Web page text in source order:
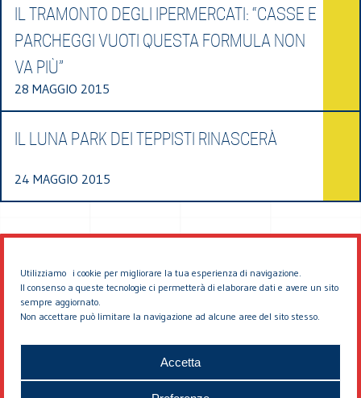
Utilizziamo i cookie per migliorare la tua esperienza di navigazione.
Il consenso a queste tecnologie ci permetterà di elaborare dati e avere un sito
sempre aggiornato.
Non accettare può limitare la navigazione ad alcune aree del sito stesso.
Accetta
IL TRAMONTO DEGLI IPERMERCATI: “CASSE E
PARCHEGGI VUOTI QUESTA FORMULA NON
VA PIÙ”
28 MAGGIO 2015
IL LUNA PARK DEI TEPPISTI RINASCERÀ
24 MAGGIO 2015
© 2026 EDDYBURG